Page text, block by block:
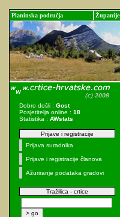
Planinska područja Županije
Dobro došli : Gost
Posjetitelja online : 18
Statistika : AWstats
Prijave i registracije
Prijava suradnika
Prijave i registracije članova
Ažuriranje podataka gradovi
Tražilica - crtice